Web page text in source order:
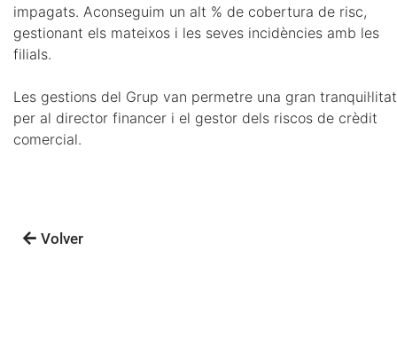
impagats. Aconseguim un alt % de cobertura de risc,
gestionant els mateixos i les seves incidències amb les
filials.
Les gestions del Grup van permetre una gran tranquil·litat
per al director financer i el gestor dels riscos de crèdit
comercial.
Volver